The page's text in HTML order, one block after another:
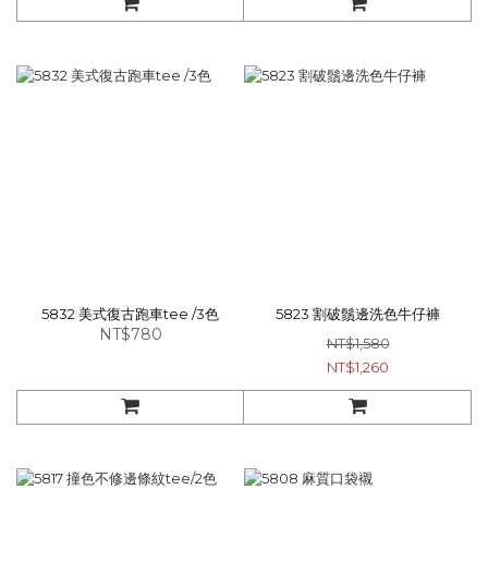
5832 美式復古跑車tee /3色
NT$780
5823 割破鬚邊洗色牛仔褲
NT$1,580
NT$1,260